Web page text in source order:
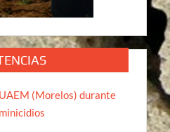
(Morelos) durante